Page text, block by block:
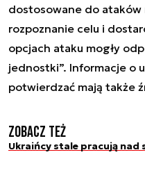
dostosowane do ataków
rozpoznanie celu i
opcjach ataku mogły
jednostki”. Informacje o
potwierdzać mają także
Zobacz też
Ukraińcy stale pracują nad